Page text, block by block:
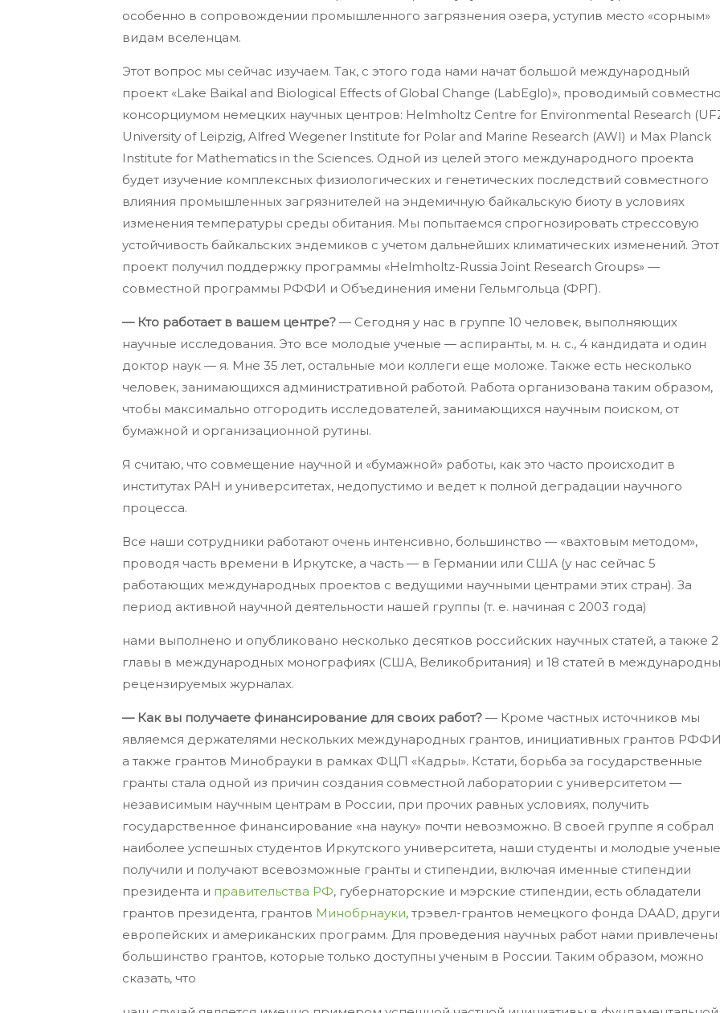
особенно в сопровождении промышленного загрязнения озера, уступив место «сорным»
видам вселенцам.
Этот вопрос мы сейчас изучаем. Так, с этого года нами начат большой международный
проект «Lake Baikal and Biological Effects of Global Change (LabEglo)», проводимый
консорциумом немецких научных центров: Helmholtz Centre for Environmental Research
University of Leipzig, Alfred Wegener Institute for Polar and Marine Research (AWI) и Max Planck
Institute for Mathematics in the Sciences. Одной из целей этого международного проекта
будет изучение комплексных физиологических и генетических последствий совместного
влияния промышленных загрязнителей на эндемичную байкальскую биоту в условиях
изменения температуры среды обитания. Мы попытаемся спрогнозировать стрессовую
устойчивость байкальских эндемиков с учетом дальнейших климатических изменений. Этот
проект получил поддержку программы «Helmholtz-Russia Joint Research Groups» —
совместной программы РФФИ и Объединения имени Гельмгольца (ФРГ).
— Кто работает в вашем центре? — Сегодня у нас в группе 10 человек, выполняющих
научные исследования. Это все молодые ученые — аспиранты, м. н. с., 4 кандидата и один
доктор наук — я. Мне 35 лет, остальные мои коллеги еще моложе. Также есть несколько
человек, занимающихся административной работой. Работа организована таким образом,
чтобы максимально отгородить исследователей, занимающихся научным поиском, от
бумажной и организационной рутины.
Я считаю, что совмещение научной и «бумажной» работы, как это часто происходит в
институтах РАН и университетах, недопустимо и ведет к полной деградации научного
процесса.
Все наши сотрудники работают очень интенсивно, большинство — «вахтовым методом»,
проводя часть времени в Иркутске, а часть — в Германии или США (у нас сейчас 5
работающих международных проектов с ведущими научными центрами этих стран). За
период активной научной деятельности нашей группы (т. е. начиная с 2003 года)
нами выполнено и опубликовано несколько десятков российских научных статей, а также 2
главы в международных монографиях (США, Великобритания) и 18 статей в
рецензируемых журналах.
— Как вы получаете финансирование для своих работ? — Кроме частных источников мы
являемся держателями нескольких международных грантов, инициативных грантов
а также грантов Минобрауки в рамках ФЦП «Кадры». Кстати, борьба за государственные
гранты стала одной из причин создания совместной лаборатории с университетом —
независимым научным центрам в России, при прочих равных условиях, получить
государственное финансирование «на науку» почти невозможно. В своей группе я собрал
наиболее успешных студентов Иркутского университета, наши студенты и молодые ученые
получили и получают всевозможные гранты и стипендии, включая именные стипендии
президента и правительства РФ, губернаторские и мэрские стипендии, есть обладатели
грантов президента, грантов Минобрнауки, трэвел-грантов немецкого фонда DAAD,
европейских и американских программ. Для проведения научных работ нами привлечены
большинство грантов, которые только доступны ученым в России. Таким образом, можно
сказать, что